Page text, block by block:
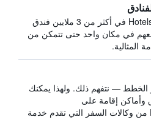
يبحث HotelsCombined في أكثر من 3 ملايين فندق
في مكان واحد حتى تتمكن من
المثالية.
الخطط — نتفهم ذلك. ولهذا يمكنك
وأماكن إقامة على
HotelsCombined من وكالات السفر التي تقدم خدمة